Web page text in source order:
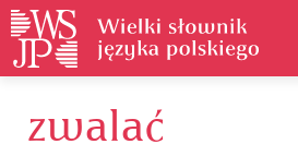
zwalać